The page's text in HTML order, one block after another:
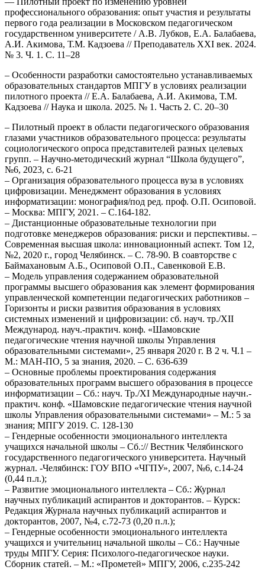
профессионального образования: опыт участия и результаты
первого года реализации в Московском педагогическом
государственном университете / А.В. Лубков, Е.А. Балабаева,
А.И. Акимова, Т.М. Кадзоева // Преподаватель XXI век. 2024.
№ 3. Ч. 1. С. 11–28
– Особенности разработки самостоятельно устанавливаемых
образовательных стандартов МПГУ в условиях реализации
пилотного проекта // Е.А. Балабаева, А.И. Акимова, Т.М.
Кадзоева // Наука и школа. 2025. № 1. Часть 2. С. 20–30
– Пилотный проект в области педагогического образования
глазами участников образовательного процесса: результаты
социологического опроса представителей разных целевых
групп. – Научно-методический журнал “Школа будущего”,
№6, 2023, с. 6-21
– Организация образовательного процесса вуза в условиях
цифровизации. Менеджмент образования в условиях
информатизации: монография/под ред. проф. О.П. Осиповой.
– Москва: МПГУ, 2021. – С.164-182.
– Дистанционные образовательные технологии при
подготовке менеджеров образования: риски и перспективы. –
Современная высшая школа: инновационный аспект. Том 12,
№2, 2020 г., город Челябинск. – С. 78-90. В соавторстве с
Баймахановым А.Б., Осиповой О.П., Савенковой Е.В.
– Модель управления содержанием образовательной
программы высшего образования как элемент формирования
управленческой компетенции педагогических работников –
Горизонты и риски развития образования в условиях
системных изменений и цифровизации: сб. науч. тр./XII
Международ. науч.-практич. конф. «Шамовские
педагогические чтения научной школы Управления
образовательными системами», 25 января 2020 г. В 2 ч. Ч.1 –
М.: МАН-ПО, 5 за знания, 2020. – С. 636-639
– Основные проблемы проектирования содержания
образовательных программ высшего образования в процессе
информатизации – Сб.: науч. Тр./XI Международные научн.-
практич. конф. «Шамовские педагогические чтения научной
школы Управления образовательными системами» – М.: 5 за
знания; МПГУ 2019. С. 128-130
– Гендерные особенности эмоционального интеллекта
учащихся начальной школы – Сб.:// Вестник Челябинского
государственного педагогического университета. Научный
журнал. -Челябинск: ГОУ ВПО «ЧГПУ», 2007, №6, с.14-24
(0,44 п.л.);
– Развитие эмоционального интеллекта – Сб.: Журнал
научных публикаций аспирантов и докторантов. – Курск:
Редакция Журнала научных публикаций аспирантов и
докторантов, 2007, №4, с.72-73 (0,20 п.л.);
– Гендерные особенности эмоционального интеллекта
учащихся и учительниц начальной школы – Сб.: Научные
труды МПГУ. Серия: Психолого-педагогическое науки.
Сборник статей. – М.: «Прометей» МПГУ, 2006, с.235-242